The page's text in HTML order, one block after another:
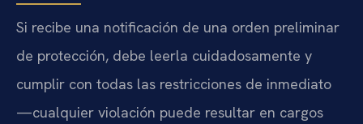
Si recibe una notificación de una orden preliminar
de protección, debe leerla cuidadosamente y
cumplir con todas las restricciones de inmediato
—cualquier violación puede resultar en cargos